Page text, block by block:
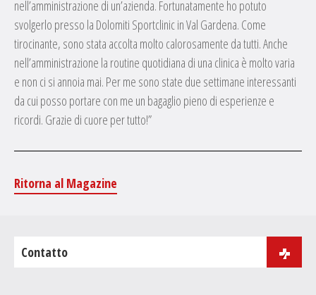
nell’amministrazione di un’azienda. Fortunatamente ho potuto
svolgerlo presso la Dolomiti Sportclinic in Val Gardena. Come
tirocinante, sono stata accolta molto calorosamente da tutti. Anche
nell’amministrazione la routine quotidiana di una clinica è molto varia
e non ci si annoia mai. Per me sono state due settimane interessanti
da cui posso portare con me un bagaglio pieno di esperienze e
ricordi. Grazie di cuore per tutto!”
Ritorna al Magazine
Contatto